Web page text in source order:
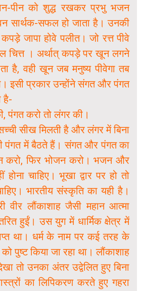
पीन को शुद्ध रखकर प्रभु भजन
सार्थक-सफल हो जाता है। उनकी
जापा होवे पलीत। जो रत्त पीवे
चित्त । अर्थात् कपड़े पर खून लगने
है, वही खून जब मनुष्य पीवेगा तब
इसी प्रकार उन्होंने संगत और पंगत
है-
पंगत करो तो लंगर की।
सीख मिलती है और लंगर में बिना
पंगत में बैठते हैं। संगत और पंगत का
करो, फिर भोजन करो। भजन और
चाहिए। भूखा द्वार पर हो तो
भारतीय संस्कृति का यही है।
वीर लौंकाशाह जैसी महान आत्मा
हुईं। उस युग में धार्मिक क्षेत्र में
था। धर्म के नाम पर कई तरह के
पुष्ट किया जा रहा था। लौंकाशाह
तो उनका अंतर उद्वेलित हुए बिना
का लिपिकरण करते हुए गहरा